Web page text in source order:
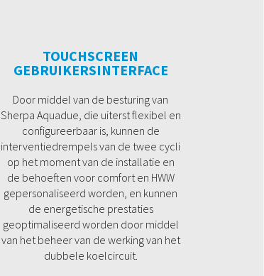
TOUCHSCREEN
GEBRUIKERSINTERFACE
Door middel van de besturing van
Sherpa Aquadue, die uiterst flexibel en
configureerbaar is, kunnen de
interventiedrempels van de twee cycli
op het moment van de installatie en
de behoeften voor comfort en HWW
gepersonaliseerd worden, en kunnen
de energetische prestaties
geoptimaliseerd worden door middel
van het beheer van de werking van het
dubbele koelcircuit.